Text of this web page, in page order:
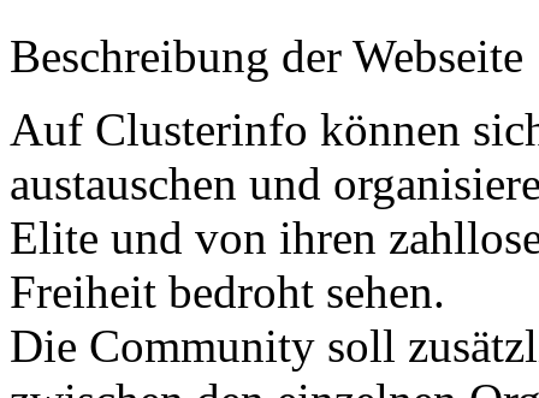
Beschreibung der Webseite
Auf Clusterinfo können
austauschen und
Elite und von ihren
Freiheit bedroht sehen.
Die Community soll